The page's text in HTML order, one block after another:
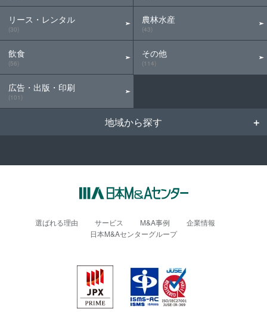
リース・レンタル
(30)
飲食
(56)
広告・出版・印刷
(101)
農林水産
(43)
その他
(114)
地域から探す
選ばれる理由 サービス M&A事例
企業情報
日本M&Aセンターグループ